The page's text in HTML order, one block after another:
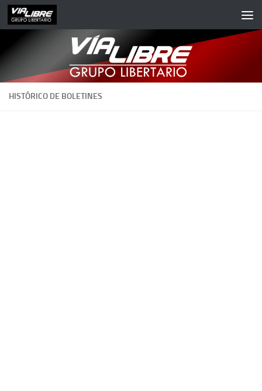
Saltar al contenido
HISTÓRICO DE BOLETINES